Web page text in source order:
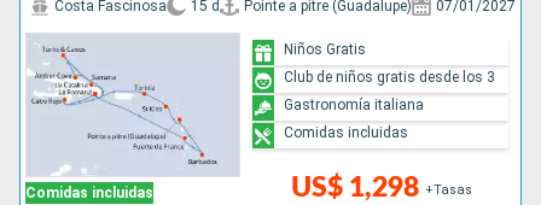
Comidas incluidas
Costa Fascinosa 15 d Pointe a pitre (Guadalupe) 07/01/2027
US$ 1,298 +Tasas
Niños Gratis
Club de niños gratis desde los 3
Gastronomía italiana
Comidas incluidas